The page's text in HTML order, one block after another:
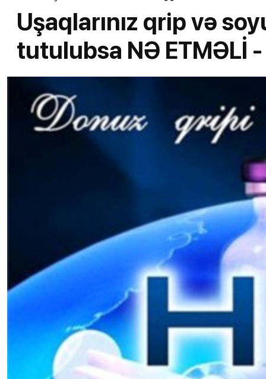
Uşaqlarınız qrip və
tutulubsa NƏ ETMƏLİ -